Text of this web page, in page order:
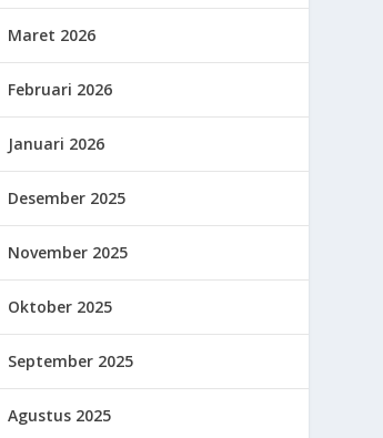
Maret 2026
Februari 2026
Januari 2026
Desember 2025
November 2025
Oktober 2025
September 2025
Agustus 2025